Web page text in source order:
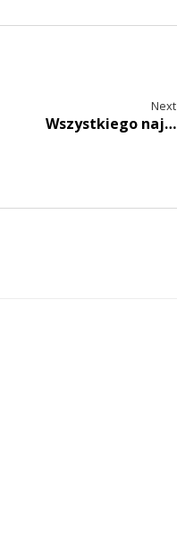
Next
Wszystkiego naj…